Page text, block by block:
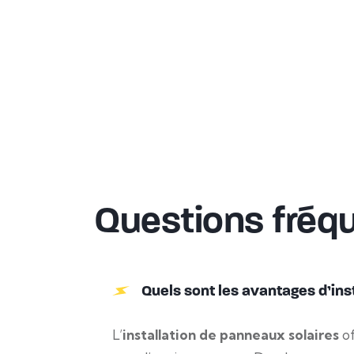
Questions
Quels sont les avantages
L’installation de panneaux solaires